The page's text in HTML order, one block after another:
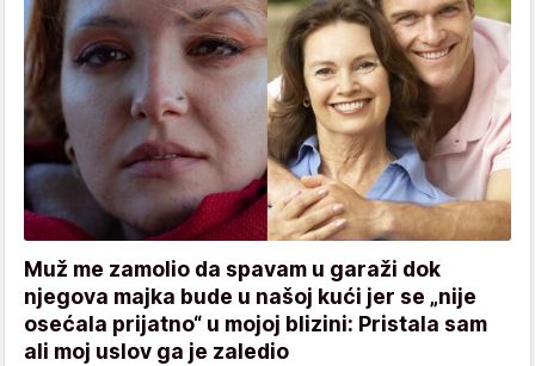
Muž me zamolio da spavam u garaži dok
njegova majka bude u našoj kući jer se „nije
osećala prijatno“ u mojoj blizini: Pristala sam
ali moj uslov ga je zaledio